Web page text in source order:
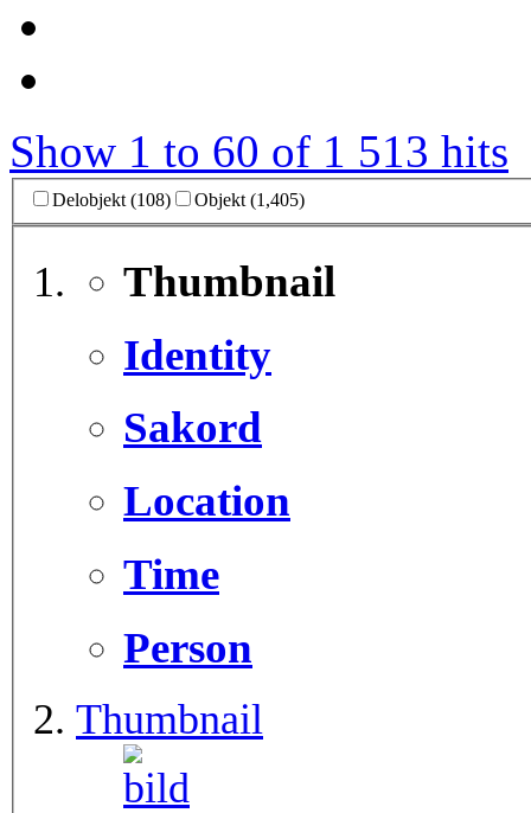
Show 1 to 60 of 1 513 hits
Delobjekt (108) Objekt (1,405)
Thumbnail
Identity
Sakord
Location
Time
Person
Thumbnail